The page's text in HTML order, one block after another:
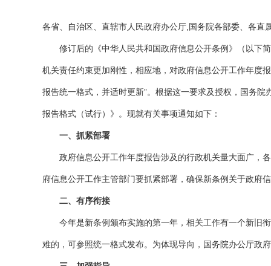
各省、自治区、直辖市人民政府办公厅,国务院各部委、各直
修订后的《中华人民共和国政府信息公开条例》（以下简
机关责任约束更加刚性，相应地，对政府信息公开工作年度
报告统一格式，并适时更新”。根据这一要求及授权，国务
报告格式（试行）》。现就有关事项通知如下：
一、抓紧部署
政府信息公开工作年度报告涉及的行政机关量大面广，各
府信息公开工作主管部门要抓紧部署，确保新条例关于政府
二、有序衔接
今年是新条例颁布实施的第一年，相关工作有一个新旧衔
难的，可参照统一格式发布。为体现导向，国务院办公厅政